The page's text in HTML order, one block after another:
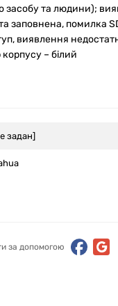
засобу та людини);
заповнена, помилка
виявлення
– білий
задан]
за допомогою